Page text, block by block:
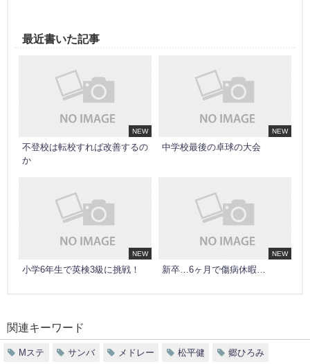
最近書いた記事
NEW
不登校は転校すれば改善するの
か
NEW
中学校最後の卓球の大会
NEW
小学6年生で英検3級に挑戦！
NEW
新卒…6ヶ月で傷病休暇…
関連キーワード
Mステ サンバ メドレー 松平健 郷ひろみ